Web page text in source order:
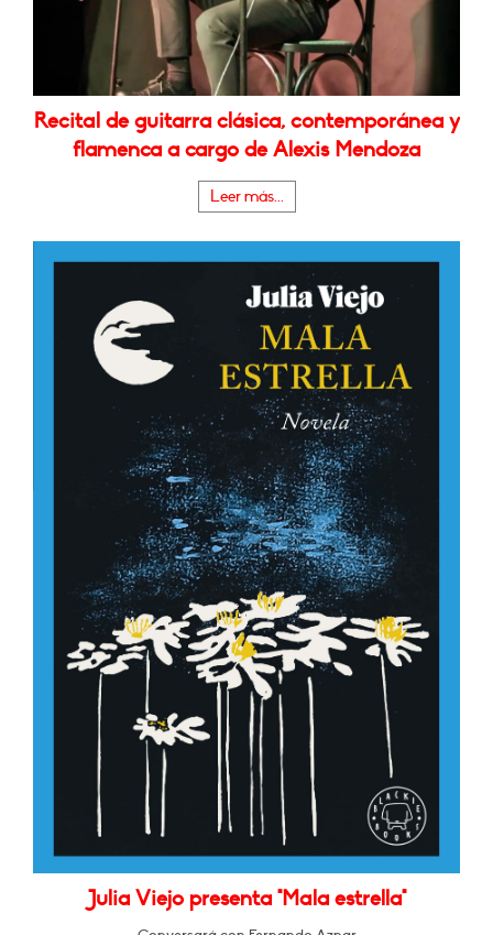
Recital de guitarra clásica, contemporánea y
flamenca a cargo de Alexis Mendoza
Leer más...
Julia Viejo presenta "Mala estrella"